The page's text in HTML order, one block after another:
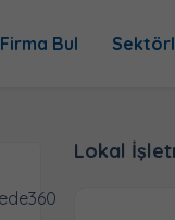
Firma Bul
Lokal